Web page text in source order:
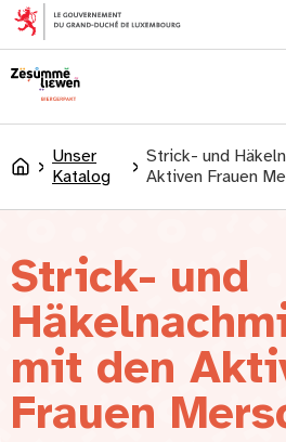
springen
Accueil
Unser
Katalog
Strick- und
Aktiven Frauen
Strick- und
mit den
Frauen